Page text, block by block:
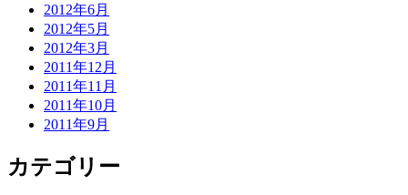
2012年6月
2012年5月
2012年3月
2011年12月
2011年11月
2011年10月
2011年9月
カテゴリー